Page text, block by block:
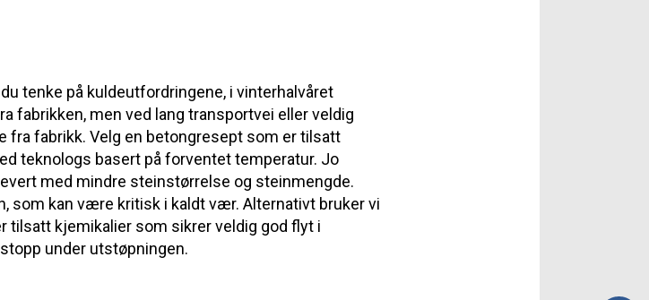
tenke på kuldeutfordringene, i vinterhalvåret
fabrikken, men ved lang transportvei eller veldig
fra fabrikk. Velg en betongresept som er tilsatt
teknologs basert på forventet temperatur. Jo
med mindre steinstørrelse og steinmengde.
som kan være kritisk i kaldt vær. Alternativt bruker vi
tilsatt kjemikalier som sikrer veldig god flyt i
under utstøpningen.